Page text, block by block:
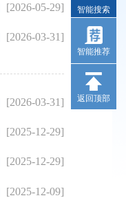
[2026-05-29]
[2026-03-31]
[2026-03-31]
[2025-12-29]
[2025-12-29]
[2025-12-09]
智能搜索
智能推荐
返回顶部